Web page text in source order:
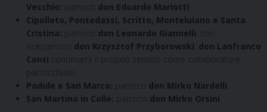
Vecchio: parroco don Edoardo Mariotti
Cipolleto, Pontedassi, Scritto, Monteluiano e Santa
Cristina: parroco don Leonardo Giannelli , con
viceparroco don Krzysztof Przyborowski don Lanfranco
Conti continuerà il proprio servizio come collaboratore
parrocchiale;
Padule e San Marco: parroco don Mirko Nardelli
San Martino in Colle: parroco don Mirko Orsini